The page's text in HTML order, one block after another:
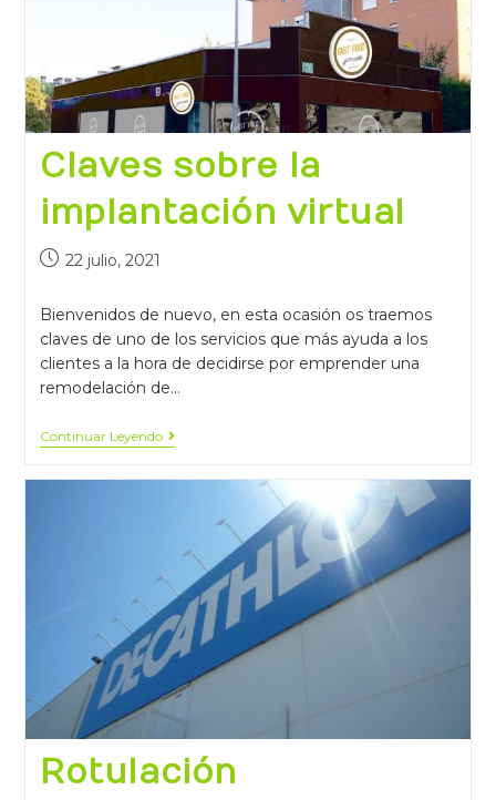
Claves sobre la
implantación virtual
22 julio, 2021
Bienvenidos de nuevo, en esta ocasión os traemos
claves de uno de los servicios que más ayuda a los
clientes a la hora de decidirse por emprender una
remodelación de…
Continuar Leyendo
Rotulación